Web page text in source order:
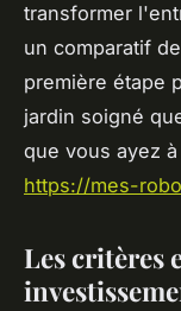
transformer
un comparatif
première étape
jardin soigné
que vous ayez
https://mes-
Les critères